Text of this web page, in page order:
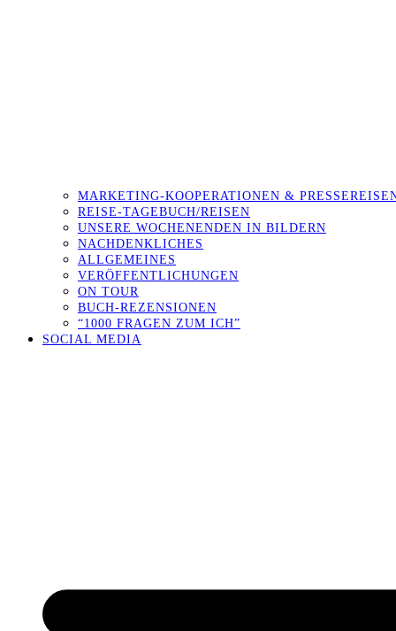
MARKETING-KOOPERATIONEN &
REISE-TAGEBUCH/REISEN
UNSERE WOCHENENDEN IN BILDERN
NACHDENKLICHES
ALLGEMEINES
VERÖFFENTLICHUNGEN
ON TOUR
BUCH-REZENSIONEN
“1000 FRAGEN ZUM ICH”
SOCIAL MEDIA